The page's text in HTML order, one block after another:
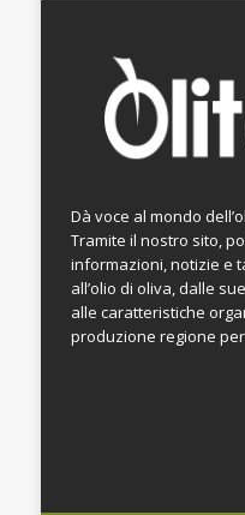
Dà voce al mondo
Tramite il nostro sito,
informazioni, notizie e
all’olio di oliva, dalle
alle caratteristiche
produzione regione